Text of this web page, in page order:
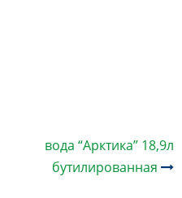
вода “Арктика” 18,9л
бутилированная